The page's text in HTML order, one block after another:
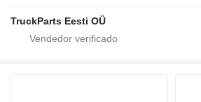
TruckParts Eesti OÜ